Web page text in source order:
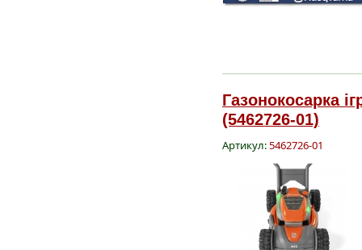
Газонокосарка
(5462726-01)
Артикул:5462726-01